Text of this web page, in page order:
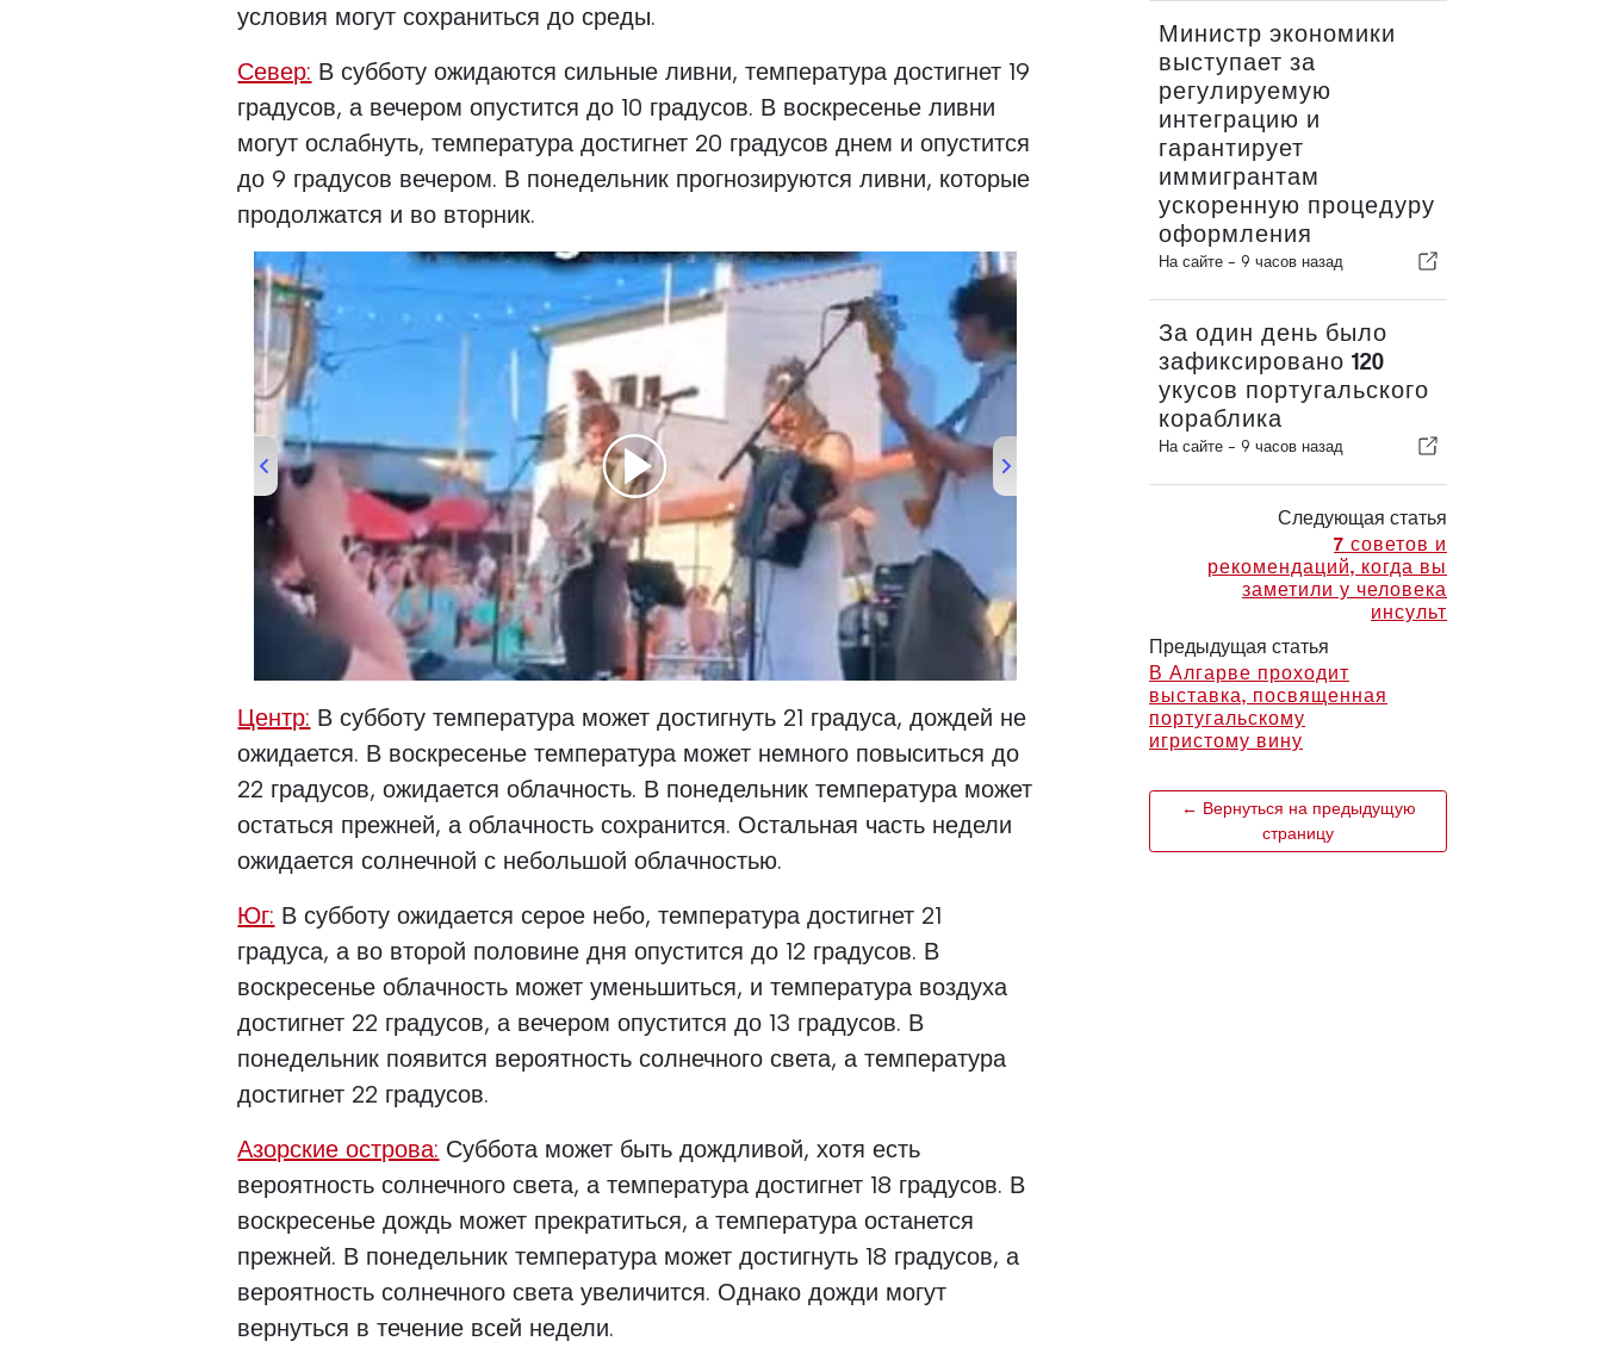
условия могут сохраниться до среды.
Север: В субботу ожидаются сильные ливни, температура достигнет 19
градусов, а вечером опустится до 10 градусов. В воскресенье ливни
могут ослабнуть, температура достигнет 20 градусов днем и опустится
до 9 градусов вечером. В понедельник прогнозируются ливни, которые
продолжатся и во вторник.
00:00 00:51 Day One of the Bons Sons Portuguese Music Festival
Центр: В субботу температура может достигнуть 21 градуса, дождей не
ожидается. В воскресенье температура может немного повыситься до
22 градусов, ожидается облачность. В понедельник температура может
остаться прежней, а облачность сохранится. Остальная часть недели
ожидается солнечной с небольшой облачностью.
Юг: В субботу ожидается серое небо, температура достигнет 21
градуса, а во второй половине дня опустится до 12 градусов. В
воскресенье облачность может уменьшиться, и температура воздуха
достигнет 22 градусов, а вечером опустится до 13 градусов. В
понедельник появится вероятность солнечного света, а температура
достигнет 22 градусов.
Азорские острова: Суббота может быть дождливой, хотя есть
вероятность солнечного света, а температура достигнет 18 градусов. В
воскресенье дождь может прекратиться, а температура останется
прежней. В понедельник температура может достигнуть 18 градусов, а
вероятность солнечного света увеличится. Однако дожди могут
вернуться в течение всей недели.
Министр экономики
выступает за
регулируемую
интеграцию и
гарантирует
иммигрантам
ускоренную процедуру
оформления
На сайте - 9 часов назад
За один день было
зафиксировано 120
укусов португальского
кораблика
На сайте - 9 часов назад
Следующая статья
7 советов и
рекомендаций, когда вы
заметили у человека
инсульт
Предыдущая статья
В Алгарве проходит
выставка, посвященная
португальскому
игристому вину
← Вернуться на предыдущую
страницу